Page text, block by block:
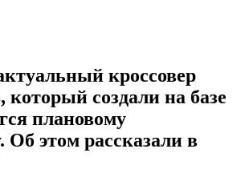
кроссовер
который создали на базе
плановому
Об этом рассказали в